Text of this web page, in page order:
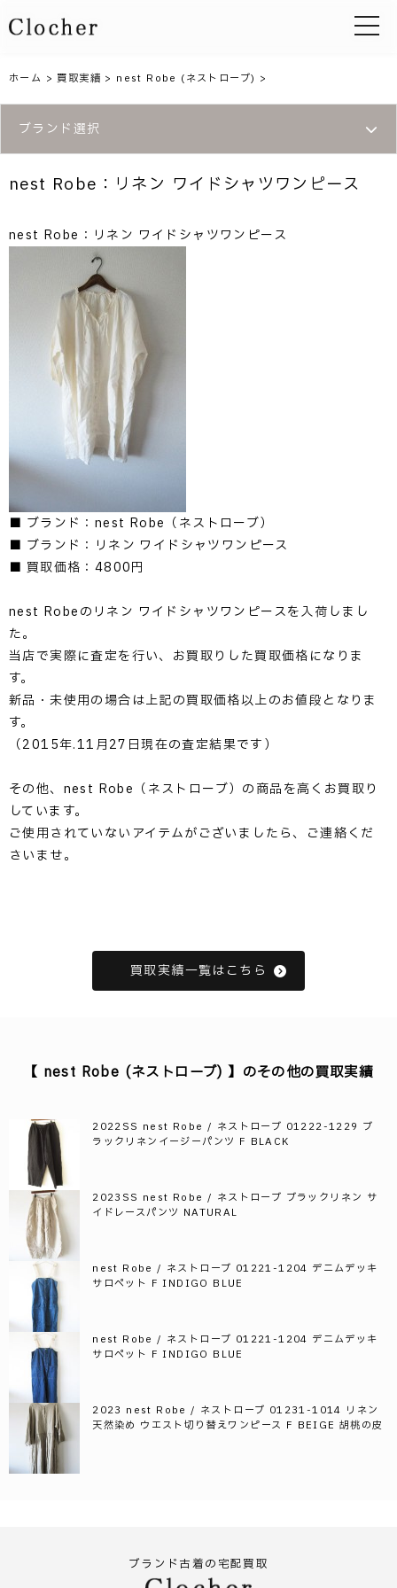
toggle
ホーム >買取実績 > nest Robe (ネストローブ) >
ブランド選択
nest Robe：リネン ワイドシャツワンピース
nest Robe：リネン ワイドシャツワンピース
■ ブランド：nest Robe（ネストローブ）
■ ブランド：リネン ワイドシャツワンピース
■ 買取価格：4800円
nest Robeのリネン ワイドシャツワンピースを入荷しまし
た。
当店で実際に査定を行い、お買取りした買取価格になりま
す。
新品・未使用の場合は上記の買取価格以上のお値段となりま
す。
（2015年.11月27日現在の査定結果です）
その他、nest Robe（ネストローブ）の商品を高くお買取り
しています。
ご使用されていないアイテムがございましたら、ご連絡くだ
さいませ。
買取実績一覧はこちら
【 nest Robe (ネストローブ) 】のその他の買取実績
2022SS nest Robe / ネストローブ 01222-1229 ブ
ラックリネンイージーパンツ F BLACK
2023SS nest Robe / ネストローブ ブラックリネン サ
イドレースパンツ NATURAL
nest Robe / ネストローブ 01221-1204 デニムデッキ
サロペット F INDIGO BLUE
nest Robe / ネストローブ 01221-1204 デニムデッキ
サロペット F INDIGO BLUE
2023 nest Robe / ネストローブ 01231-1014 リネン
天然染め ウエスト切り替えワンピース F BEIGE 胡桃の皮
ブランド古着の宅配買取